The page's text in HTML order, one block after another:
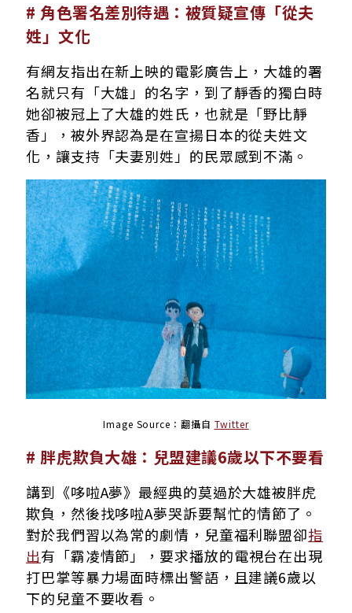
# 角色署名差別待遇：被質疑宣傳「從夫
姓」文化
有網友指出在新上映的電影廣告上，大雄的署
名就只有「大雄」的名字，到了靜香的獨白時
她卻被冠上了大雄的姓氏，也就是「野比靜
香」，被外界認為是在宣揚日本的從夫姓文
化，讓支持「夫妻別姓」的民眾感到不滿。
Image Source：翻攝自 Twitter
# 胖虎欺負大雄：兒盟建議6歲以下不要看
講到《哆啦A夢》最經典的莫過於大雄被胖虎
欺負，然後找哆啦A夢哭訴要幫忙的情節了。
對於我們習以為常的劇情，兒童福利聯盟卻指
出有「霸凌情節」，要求播放的電視台在出現
打巴掌等暴力場面時標出警語，且建議6歲以
下的兒童不要收看。